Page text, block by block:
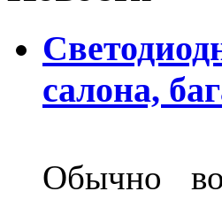
салона,
Обычно